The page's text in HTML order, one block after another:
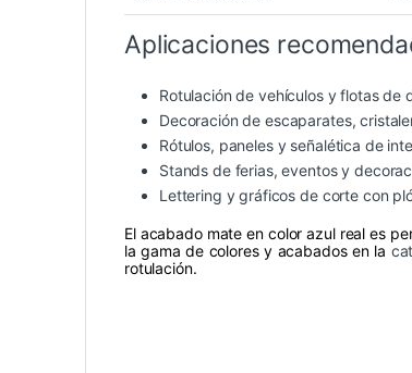
Aplicaciones
Rotulación de vehículos y flotas de
Decoración de escaparates,
Rótulos, paneles y señalética de
Stands de ferias, eventos y
Lettering y gráficos de corte con
El acabado mate en color azul real es
la gama de colores y acabados en la
rotulación.